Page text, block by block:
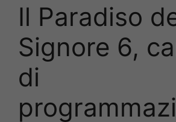
Il Paradiso
Signore 6,
di